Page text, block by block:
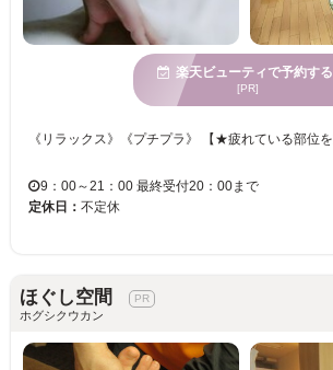
楽天ビューティで予約する
[PR]
9：00～21：00 最終受付20：00まで
定休日： 不定休
ほぐし空間
ホグシクウカン